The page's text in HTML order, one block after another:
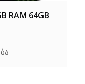
RAM 64GB